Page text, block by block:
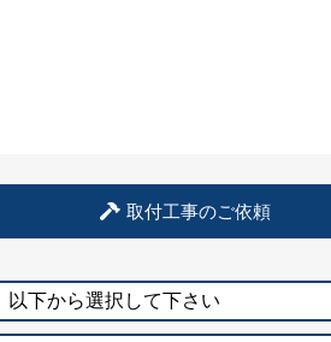
取付工事のご依頼
以下から選択して下さい